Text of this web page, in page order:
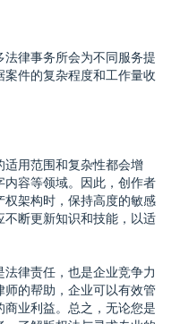
律事务所会为不同服务提
件的复杂程度和工作量收
用范围和复杂性都会增
容等领域。因此，创作者
架构时，保持高度的敏感
断更新知识和技能，以适
律责任，也是企业竞争力
的帮助，企业可以有效管
业利益。总之，无论您是